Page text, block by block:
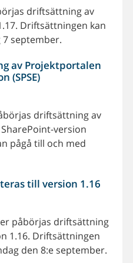
driftsättning av
Driftsättningen kan
september.
av Projektportalen
(SPSE)
driftsättning av
version
pågå till och med
till version 1.16
påbörjas driftsättning
1.16. Driftsättningen
den 8:e september.